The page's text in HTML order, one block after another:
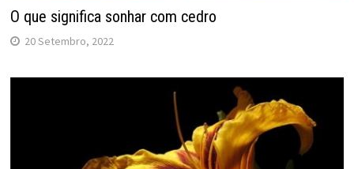
O que significa sonhar com cedro
20 Setembro, 2022